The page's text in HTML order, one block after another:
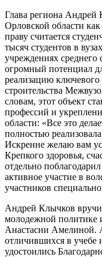
Глава региона Андрей
Орловской области
праву считается
тысяч студентов в
учреждениях среднего
огромный потенциал
реализацию
строительства
словам, этот объект
профессий и
области: «Все это
полностью
Искренне желаю вам
Крепкого здоровья,
отдельно
активное участие в
участников
Андрей Клычков
молодежной политике
Анастасии Амелиной.
отличившихся в учебе
удостоились